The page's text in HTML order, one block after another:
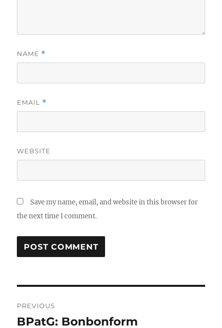
NAME *
EMAIL *
WEBSITE
Save my name, email, and website in this browser for
the next time I comment.
navigation
PREVIOUS
Previous
BPatG: Bonbonform